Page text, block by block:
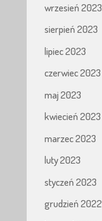
wrzesień 2023
sierpień 2023
lipiec 2023
czerwiec 2023
maj 2023
kwiecień 2023
marzec 2023
luty 2023
styczeń 2023
grudzień 2022